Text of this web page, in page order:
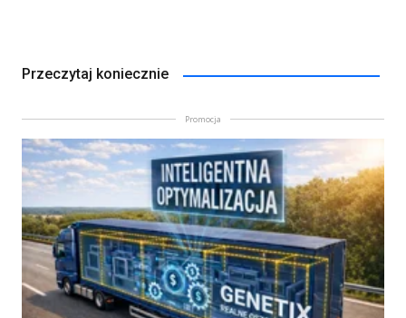
Przeczytaj koniecznie
Promocja